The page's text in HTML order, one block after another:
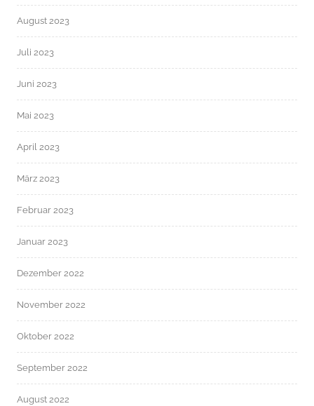
August 2023
Juli 2023
Juni 2023
Mai 2023
April 2023
März 2023
Februar 2023
Januar 2023
Dezember 2022
November 2022
Oktober 2022
September 2022
August 2022